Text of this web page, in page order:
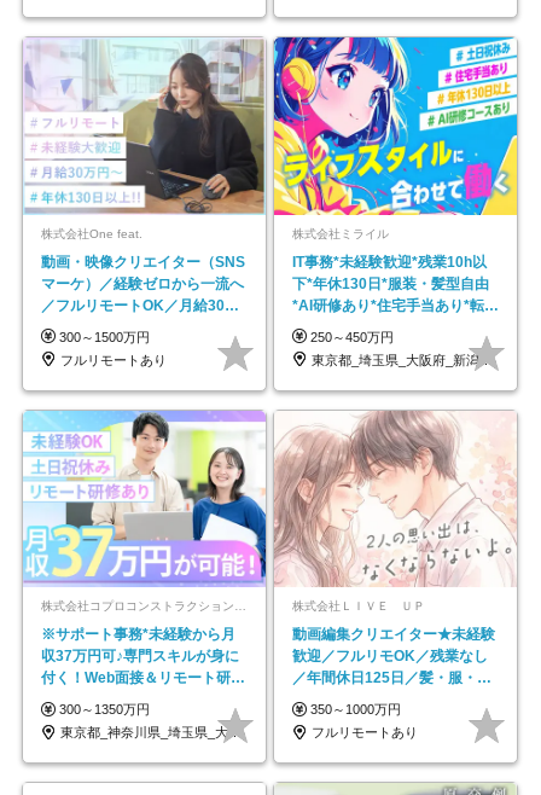
株式会社One feat.
動画・映像クリエイター（SNS
マーケ）／経験ゼロから一流へ
／フルリモートOK／月給30万
円～／年休130日以上
300～1500万円
フルリモートあり
株式会社ミライル
IT事務*未経験歓迎*残業10h以
下*年休130日*服装・髪型自由
*AI研修あり*住宅手当あり*転勤
なし
250～450万円
東京都_埼玉県_大阪府_新潟県_福岡県
※サポート事務*未経験から月
収37万円可♪専門スキルが身に
付く！Web面接＆リモート研修
も充実♪/a
300～1350万円
東京都_神奈川県_埼玉県_大阪府_愛知県…
株式会社ＬＩＶＥ ＵＰ
動画編集クリエイター★未経験
歓迎／フルリモOK／残業なし
／年間休日125日／髪・服・ネ
イル自由／研修充実で安心
350～1000万円
フルリモートあり